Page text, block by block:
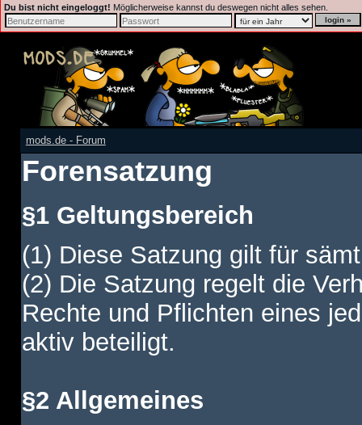
Du bist nicht eingeloggt! Möglicherweise kannst du deswegen nicht alles sehen.
mods.de - Forum
Forensatzung
§1 Geltungsbereich
(1) Diese Satzung gilt für
(2) Die Satzung regelt die
Rechte und Pflichten eines
aktiv beteiligt.
§2 Allgemeines